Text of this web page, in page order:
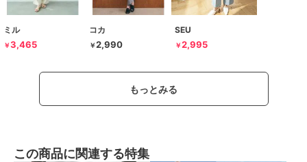
ミル
￥3,465
コカ
￥2,990
SEU
￥2,995
もっとみる
この商品に関連する特集